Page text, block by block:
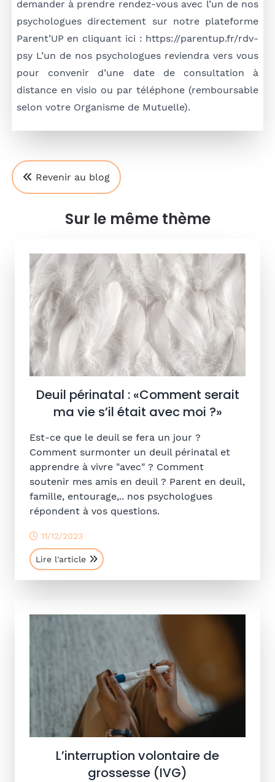
demander à prendre rendez-vous avec l’un de nos
psychologues directement sur notre plateforme
Parent’UP en cliquant ici : https://parentup.fr/rdv-
psyL’un de nos psychologues reviendra vers vous
pour convenir d’une date de consultation à
distance en visio ou par téléphone (remboursable
selon votre Organisme de Mutuelle).
Revenir au blog
Sur le même thème
Deuil périnatal : «Comment serait
ma vie s’il était avec moi ?»
Est-ce que le deuil se fera un jour ?
Comment surmonter un deuil périnatal et
apprendre à vivre "avec" ? Comment
soutenir mes amis en deuil ? Parent en deuil,
famille, entourage,.. nos psychologues
répondent à vos questions.
11/12/2023
Lire l'article
L’interruption volontaire de
grossesse (IVG)